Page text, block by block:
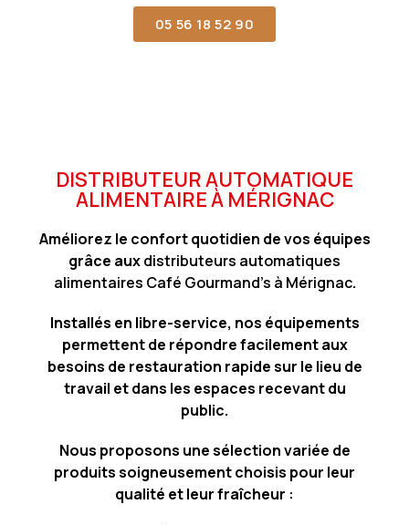
05 56 18 52 90
DISTRIBUTEUR AUTOMATIQUE
ALIMENTAIRE À MÉRIGNAC
Améliorez le confort quotidien de vos équipes
grâce auxdistributeurs automatiques
alimentaires Café Gourmand’s à Mérignac.
Installés en libre-service, nos équipements
permettent de répondre facilement aux
besoins de restauration rapide sur le lieu de
travail et dans les espaces recevant du
public.
Nous proposons une sélection variée de
produits soigneusement choisis pour leur
qualité et leur fraîcheur :